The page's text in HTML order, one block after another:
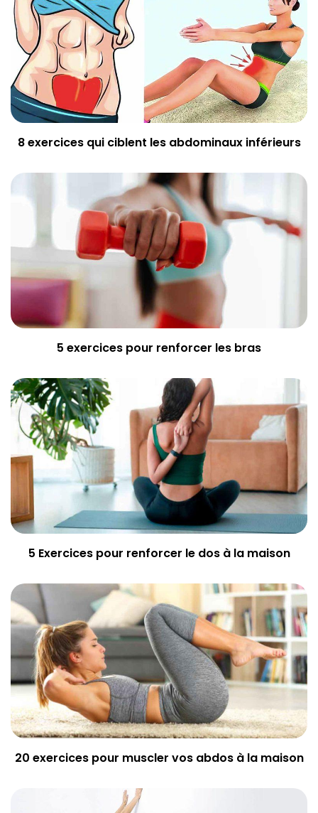
8 exercices qui ciblent les abdominaux inférieurs
5 exercices pour renforcer les bras
5 Exercices pour renforcer le dos à la maison
20 exercices pour muscler vos abdos à la maison